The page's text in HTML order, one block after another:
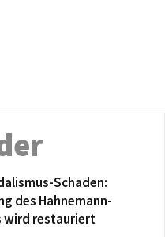
Schaden:
des Hahnemann-
wird restauriert